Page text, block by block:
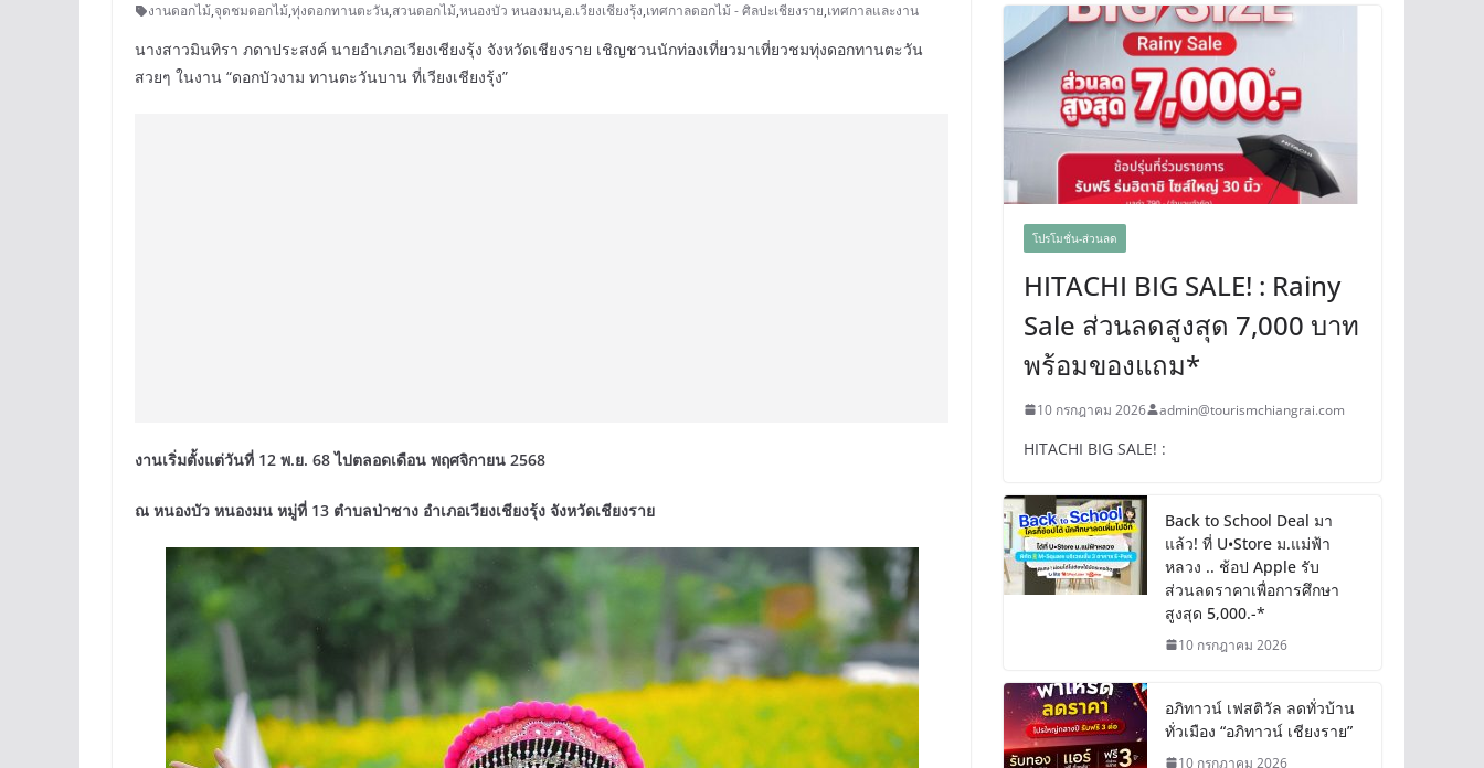
งานดอกไม้,จุดชมดอกไม้,ทุ่งดอกทานตะวัน,สวนดอกไม้,หนองบัว หนองมน,อ.เวียงเชียงรุ้ง,เทศกาลดอกไม้ - ศิลปะเชียงราย,เทศกาลและงาน
นางสาวมินทิรา ภดาประสงค์ นายอำเภอเวียงเชียงรุ้ง จังหวัดเชียงราย เชิญชวนนักท่องเที่ยวมาเที่ยวชมทุ่งดอกทานตะวัน
สวยๆ ในงาน “ดอกบัวงาม ทานตะวันบาน ที่เวียงเชียงรุ้ง”
งานเริ่มตั้งแต่วันที่ 12 พ.ย. 68 ไปตลอดเดือน พฤศจิกายน 2568
ณ หนองบัว หนองมน หมู่ที่ 13 ตำบลป่าซาง อำเภอเวียงเชียงรุ้ง จังหวัดเชียงราย
โปรโมชั่น-ส่วนลด
HITACHI BIG SALE! : Rainy
Sale ส่วนลดสูงสุด 7,000 บาท
พร้อมของแถม*
10 กรกฎาคม 2026 admin@tourismchiangrai.com
HITACHI BIG SALE! :
Back to School Deal มา
แล้ว! ที่ U•Store ม.แม่ฟ้า
หลวง .. ช้อป Apple รับ
ส่วนลดราคาเพื่อการศึกษา
สูงสุด 5,000.-*
10 กรกฎาคม 2026
อภิทาวน์ เฟสติวัล ลดทั่วบ้าน
ทั่วเมือง “อภิทาวน์ เชียงราย”
10 กรกฎาคม 2026